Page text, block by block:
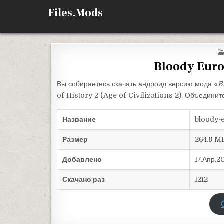
Files.Mods
Bloody
Вы собираетесь скачать андроид версию мода «
of History 2 (Age of Civilizations 2). Объедините
Название bloody-
Размер 264.8
Добавлено
Скачано раз 1212